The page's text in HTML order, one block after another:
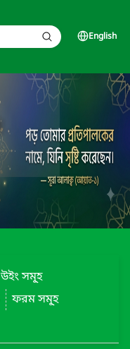
English
উইং সমূ্হ
ফরম সমূ্হ